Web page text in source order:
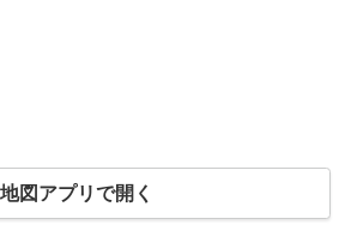
地図アプリで開く